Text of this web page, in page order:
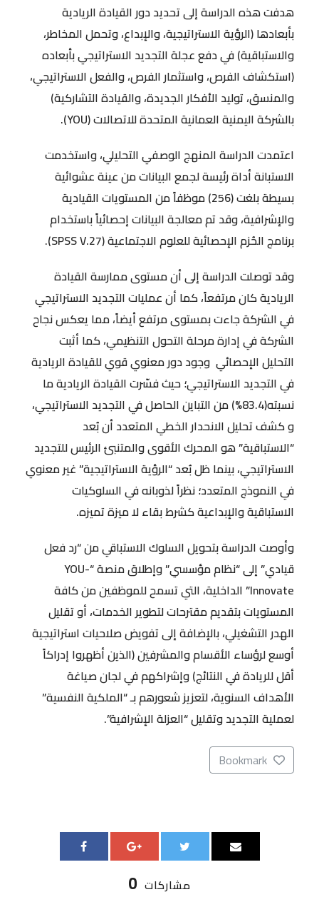
هدفت هذه الدراسة إلى تحديد دور القيادة الريادية
بأبعادها (الرؤية الاستراتيجية، والإبداع، وتحمل المخاطر،
والاستباقية) في دفع عجلة التجديد الاستراتيجي بأبعاده
(استكشاف الفرص، واستثمار الفرص، والفعل الاستراتيجي،
والمنسق، توليد الأفكار الجديدة، والقيادة التشاركية)
بالشركة اليمنية العمانية المتحدة للاتصالات (YOU).
اعتمدت الدراسة المنهج الوصفي التحليلي، واستخدمت
الاستبانة أداة رئيسة لجمع البيانات من عينة عشوائية
بسيطة بلغت (256) موظفاً من المستويات القيادية
والإشرافية، وقد تم معالجة البيانات إحصائياً باستخدام
برنامج الحُزم الإحصائية للعلوم الاجتماعية (SPSS V.27).
وقد توصلت الدراسة إلى أن مستوى ممارسة القيادة
الريادية كان مرتفعاً، كما أن عمليات التجديد الاستراتيجي
في الشركة جاءت بمستوى مرتفع أيضاً، مما يعكس نجاح
الشركة في إدارة مرحلة التحول التنظيمي، كما أثبت
التحليل الإحصائي وجود دور معنوي قوي للقيادة الريادية
في التجديد الاستراتيجي؛ حيث فسّرت القيادة الريادية ما
نسبته(83.4%) من التباين الحاصل في التجديد الاستراتيجي،
و كشف تحليل الانحدار الخطي المتعدد أن بُعد
“الاستباقية” هو المحرك الأقوى والمتنبئ الرئيس للتجديد
الاستراتيجي، بينما ظل بُعد “الرؤية الاستراتيجية” غير معنوي
في النموذج المتعدد؛ نظراً لذوبانه في السلوكيات
الاستباقية والإبداعية كشرط بقاء لا ميزة تميزه.
وأوصت الدراسة بتحويل السلوك الاستباقي من “رد فعل
قيادي” إلى “نظام مؤسسي” وإطلاق منصة “YOU-
Innovate” الداخلية، التي تسمح للموظفين من كافة
المستويات بتقديم مقترحات لتطوير الخدمات، أو تقليل
الهدر التشغيلي، بالإضافة إلى تفويض صلاحيات استراتيجية
أوسع لرؤساء الأقسام والمشرفين (الذين أظهروا إدراكاً
أقل للريادة في النتائج) وإشراكهم في لجان صياغة
الأهداف السنوية، لتعزيز شعورهم بـ “الملكية النفسية”
لعملية التجديد وتقليل “العزلة الإشرافية”.
Bookmark
0 مشاركات